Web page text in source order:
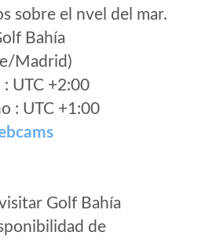
sobre el nvel del mar.
Bahía
Madrid)
UTC +2:00
: UTC +1:00
Golf Bahía
de